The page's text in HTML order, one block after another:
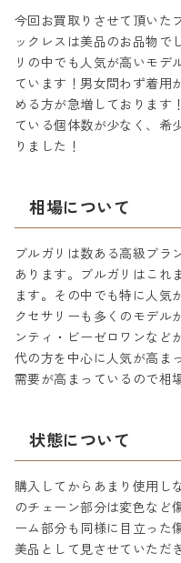
今回お買取りさせて頂いた
ックレスは美品のお品物で
リの中でも人気が高いモデ
ています！男女問わず着用
める方が急増しております
ている個体数が少なく、希
りました！
相場について
ブルガリは数ある高級ブラ
あります。ブルガリはこれ
ます。その中でも特に人気
クセサリーも多くのモデル
ンティ・ビーゼロワンなど
代の方を中心に人気が高ま
需要が高まっているので相
状態について
購入してからあまり使用し
のチェーン部分は変色など
ーム部分も同様に目立った
美品として見させていただ